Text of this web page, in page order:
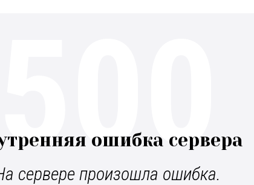
ошибка сервера
сервере произошла ошибка.